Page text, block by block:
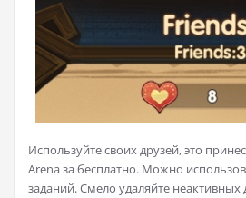
Используйте своих друзей, это
Arena за бесплатно. Можно
заданий. Смело удаляйте неактивных